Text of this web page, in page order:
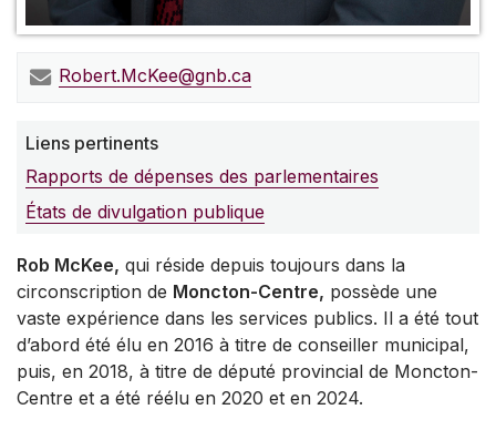
Robert.McKee@gnb.ca
Liens pertinents
Rapports de dépenses des parlementaires
États de divulgation publique
Rob McKee, qui réside depuis toujours dans la
circonscription de Moncton-Centre, possède une
vaste expérience dans les services publics. Il a été tout
d’abord été élu en 2016 à titre de conseiller municipal,
puis, en 2018, à titre de député provincial de Moncton-
Centre et a été réélu en 2020 et en 2024.